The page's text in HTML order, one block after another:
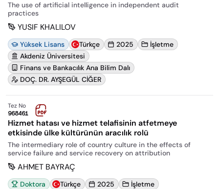
The use of artificial intelligence in independent audit
practices
YUSIF KHALILOV
Yüksek Lisans Türkçe 2025
İşletme
Akdeniz Üniversitesi
Finans ve Bankacılık Ana Bilim Dalı
DOÇ. DR. AYŞEGÜL CİĞER
Tez No
968461
Hizmet hatası ve hizmet telafisinin atfetmeye
etkisinde ülke kültürünün aracılık rolü
The intermediary role of country culture in the effects of
service failure and service recovery on attribution
AHMET BAYRAÇ
Doktora Türkçe 2025
İşletme